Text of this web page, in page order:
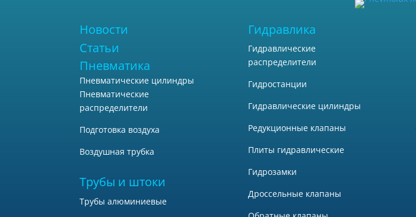
Новости
Статьи
Пневматика
Пневматические цилиндры
Пневматические
распределители
Подготовка воздуха
Воздушная трубка
Трубы и штоки
Трубы алюминиевые
Гидравлика
Гидравлические
распределители
Гидростанции
Гидравлические цилиндры
Редукционные клапаны
Плиты гидравлические
Гидрозамки
Дроссельные клапаны